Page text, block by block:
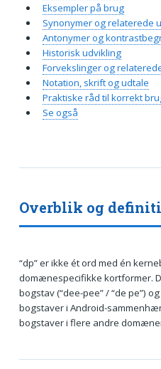
Overblik og
“dp” er ikke ét ord med én
domænespecifikke kortformer.
bogstav (“dee-pee” / “de pe”)
bogstaver i Android-
bogstaver i flere andre
Eksempler på brug
Synonymer og relaterede
Antonymer og
Historisk udvikling
Forvekslinger og
Notation, skrift og udtale
Praktiske råd til korrekt
Se også